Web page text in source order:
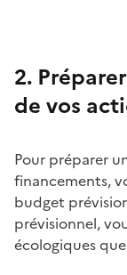
2.
de vos
Pour préparer
financements,
budget
prévisionnel,
écologiques